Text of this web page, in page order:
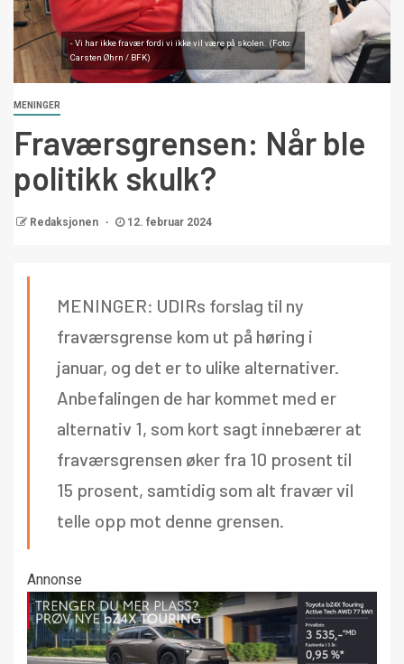
- Vi har ikke fravær fordi vi ikke vil være på skolen. (Foto:
Carsten Øhrn / BFK)
MENINGER
Fraværsgrensen: Når ble
politikk skulk?
Redaksjonen 12. februar 2024
MENINGER: UDIRs forslag til ny
fraværsgrense kom ut på høring i
januar, og det er to ulike alternativer.
Anbefalingen de har kommet med er
alternativ 1, som kort sagt innebærer at
fraværsgrensen øker fra 10 prosent til
15 prosent, samtidig som alt fravær vil
telle opp mot denne grensen.
Annonse